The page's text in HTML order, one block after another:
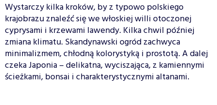
Wystarczy kilka kroków, by z typowo polskiego
krajobrazu znaleźć się we włoskiej willi otoczonej
cyprysami i krzewami lawendy. Kilka chwil później
zmiana klimatu. Skandynawski ogród zachwyca
minimalizmem, chłodną kolorystyką i prostotą. A dalej
czeka Japonia – delikatna, wyciszająca, z kamiennymi
ścieżkami, bonsai i charakterystycznymi altanami.